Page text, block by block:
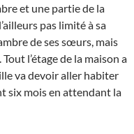
et une partie de la
pas limité à sa
de ses sœurs, mais
l’étage de la maison a
va devoir aller habiter
six mois en attendant la